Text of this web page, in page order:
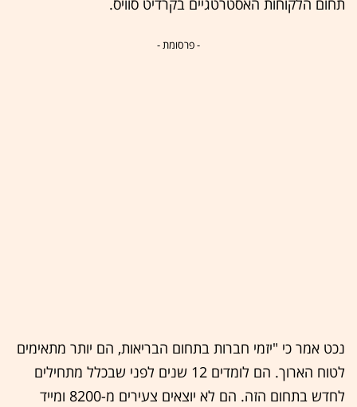
תחום הלקוחות האסטרטגיים בקרדיט סוויס.
- פרסומת -
נכט אמר כי "יזמי חברות בתחום הבריאות, הם יותר מתאימים
לטוח הארוך. הם לומדים 12 שנים לפני שבכלל מתחילים
לחדש בתחום הזה. הם לא יוצאים צעירים מ-8200 ומייד